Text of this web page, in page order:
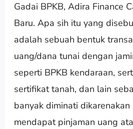
Gadai BPKB, Adira Finance
Baru. Apa sih itu yang
adalah sebuah bentuk
uang/dana tunai dengan
seperti BPKB kendaraan,
sertifikat tanah, dan lain
banyak diminati
mendapat pinjaman uang
Cabang
Solo-
Solo
Baru